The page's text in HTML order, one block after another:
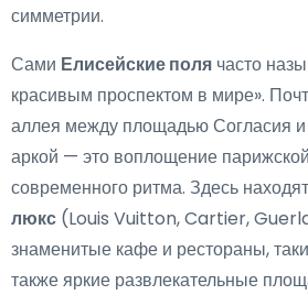
симметрии.
Сами Елисейские поля часто
красивым проспектом в мире».
аллея между площадью Согласия
аркой — это воплощение
современного ритма. Здесь
люкс (Louis Vuitton, Cartier,
знаменитые кафе и рестораны,
также яркие развлекательные